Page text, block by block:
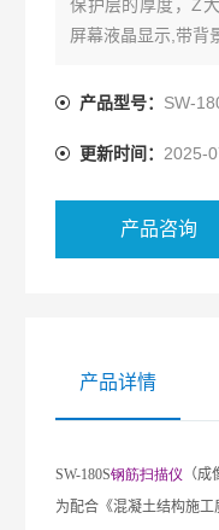
保护层的厚度，Z
屏幕液晶显示,带背
产品型号： SW-
更新时间： 2025-
产品咨询
产品详情
SW-180S钢筋扫描仪 （成
为配合《混凝土结构施